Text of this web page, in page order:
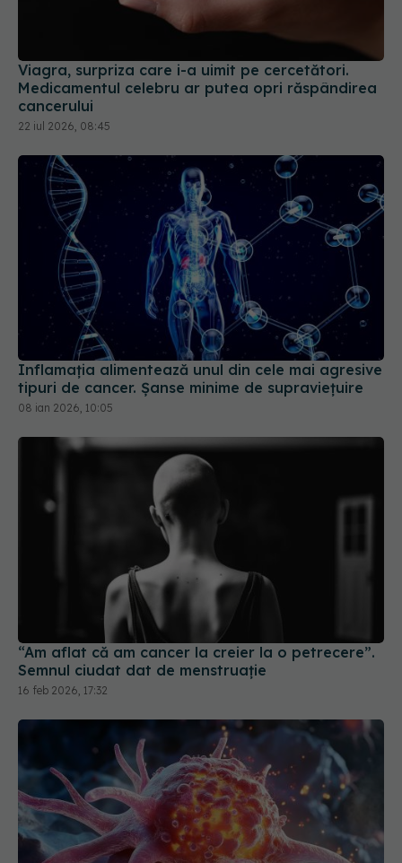
Viagra, surpriza care i-a uimit pe cercetători.
Medicamentul celebru ar putea opri răspândirea
cancerului
22 iul 2026, 08:45
Inflamația alimentează unul din cele mai agresive
tipuri de cancer. Șanse minime de supraviețuire
08 ian 2026, 10:05
“Am aflat că am cancer la creier la o petrecere”.
Semnul ciudat dat de menstruație
16 feb 2026, 17:32